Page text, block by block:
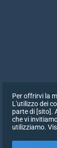
Per offrirvi la
L'utilizzo dei
parte di [sito].
che vi
utilizziamo.